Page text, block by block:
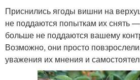
Приснились ягоды вишни на
не поддаются попыткам их снять —
больше не поддаются вашему
Возможно, они просто
уважения их мнения и